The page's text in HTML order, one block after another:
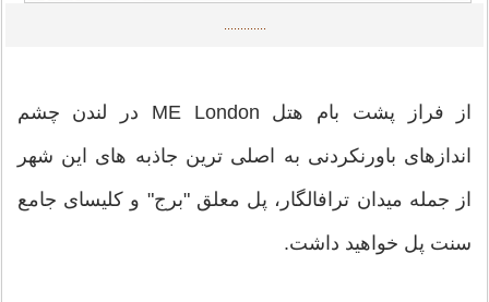
از فراز پشت بام هتل ME London در لندن چشم
اندازهای باورنکردنی به اصلی ترین جاذبه های این شهر
از جمله میدان ترافالگار، پل معلق "برج" و کلیسای جامع
سنت پل خواهید داشت.